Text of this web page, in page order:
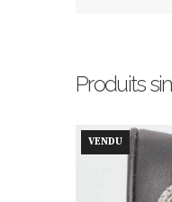
Produits
VENDU